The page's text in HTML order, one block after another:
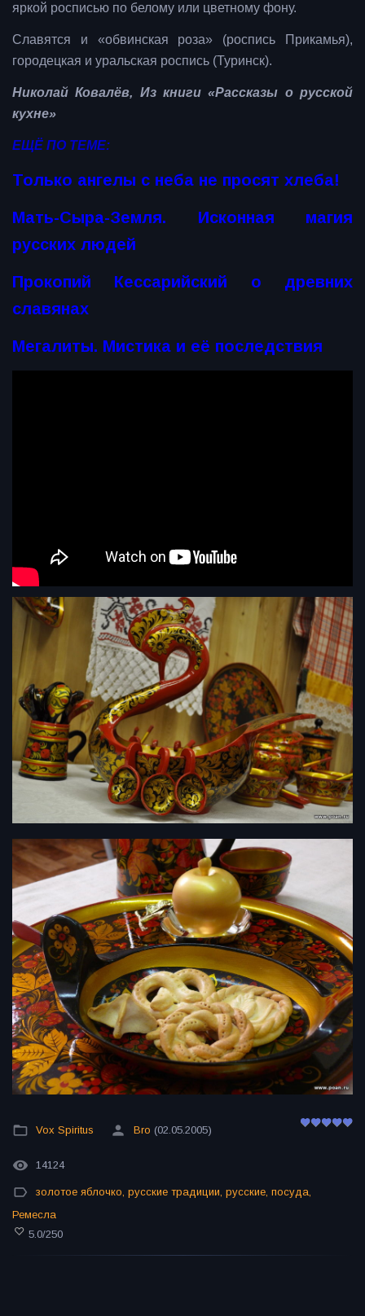
яркой росписью по белому или цветному фону.
Славятся и «обвинская роза» (роспись Прикамья),
городецкая и уральская роспись (Туринск).
Николай Ковалёв, Из книги «Рассказы о русской
кухне»
ЕЩЁ ПО ТЕМЕ:
Только ангелы с неба не просят хлеба!
Мать-Сыра-Земля. Исконная магия
русских людей
Прокопий Кессарийский о древних
славянах
Мегалиты. Мистика и её последствия
Vox Spiritus Bro (02.05.2005)
14124
золотое яблочко, русские традиции, русские, посуда,
Ремесла
5.0/250